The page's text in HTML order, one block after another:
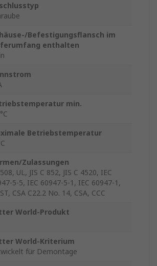
Befestigungsflansch im
enthalten
min.
Betriebstemperatur
Zulassungen
UL, JIS C 852, JIS C 4520, IEC
5-5, IEC 60947-5-1, IEC 60947-1,
CSA C22.2 No. 14, CSA, CCC
World-Produkt
World-Kriterium
für Demontage